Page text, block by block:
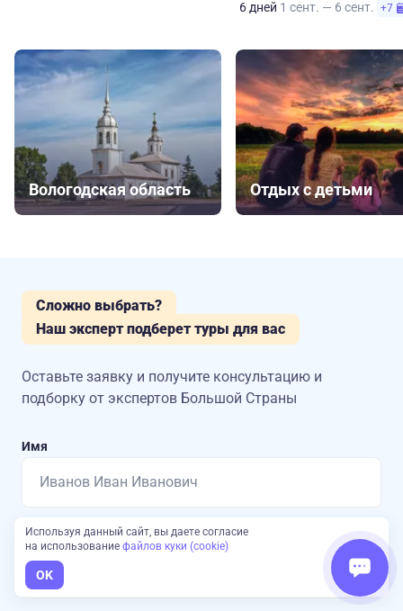
6 дней 1 сент. — 6 сент. +7
Вологодская область Отдых с детьми
Сложно выбрать?
Наш эксперт подберет туры для вас
Оставьте заявку и получите консультацию и
подборку от экспертов Большой Страны
Имя
Номер телефона
Используя данный сайт, вы даете согласие
на использование файлов куки (cookie)
OK